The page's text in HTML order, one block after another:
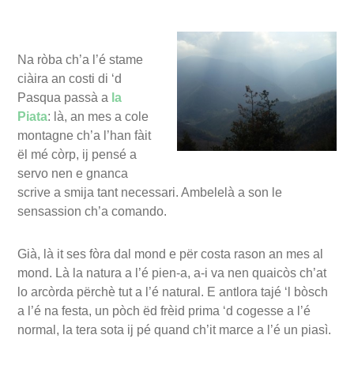
Na ròba ch’a l’é stame
ciàira an costi di ‘d
Pasqua passà a la
Piata: là, an mes a cole
montagne ch’a l’han fàit
ël mé còrp, ij pensé a
servo nen e gnanca
scrive a smija tant necessari. Ambelelà a son le
sensassion ch’a comando.
Già, là it ses fòra dal mond e për costa rason an mes al
mond. Là la natura a l’é pien-a, a-i va nen quaicòs ch’at
lo arcòrda përchè tut a l’é natural. E antlora tajé ‘l bòsch
a l’é na festa, un pòch ëd frèid prima ‘d cogesse a l’é
normal, la tera sota ij pé quand ch’it marce a l’é un piasì.